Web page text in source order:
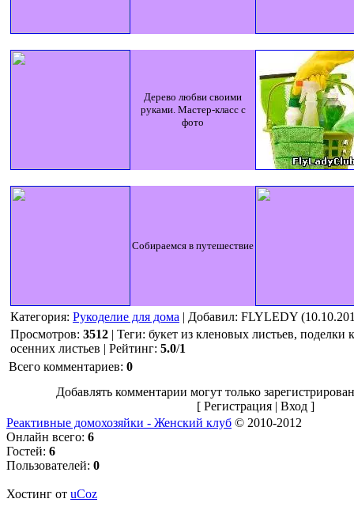
Дерево любви своими
руками. Мастер-класс с
фото
Собираемся в путешествие
Категория: Рукоделие для дома | Добавил: FLYLEDY
Просмотров: 3512 | Теги: букет из кленовых листьев,
осенних листьев | Рейтинг: 5.0/1
Всего комментариев: 0
Добавлять комментарии могут только
[ Регистрация| Вход]
Реактивные домохозяйки - Женский клуб © 2010-2012
Онлайн всего: 6
Гостей: 6
Пользователей: 0
Хостинг от uCoz